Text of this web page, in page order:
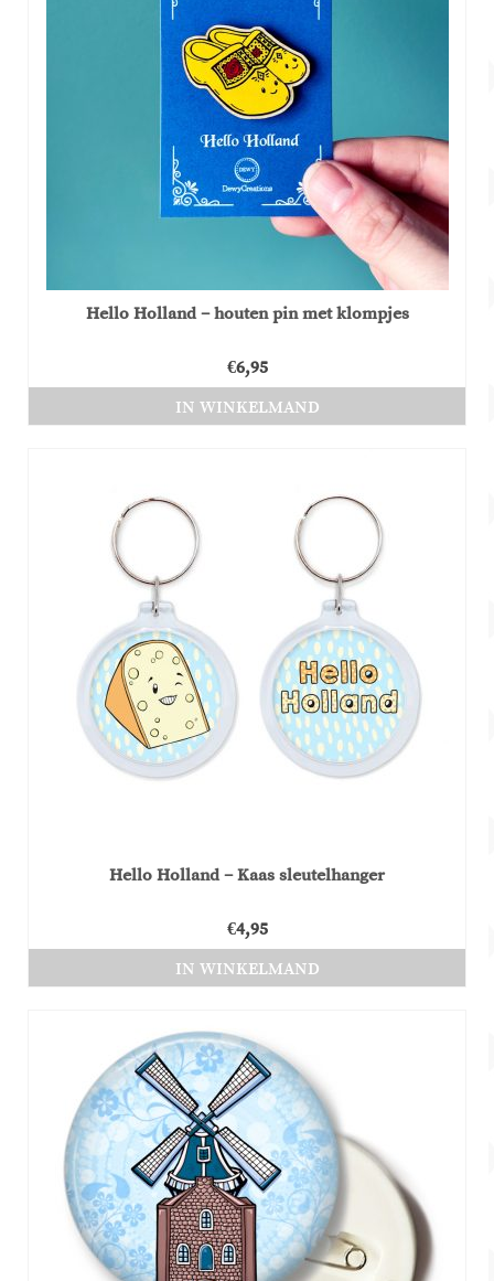
Hello Holland – houten pin met klompjes
€6,95
IN WINKELMAND
Hello Holland – Kaas sleutelhanger
€4,95
IN WINKELMAND